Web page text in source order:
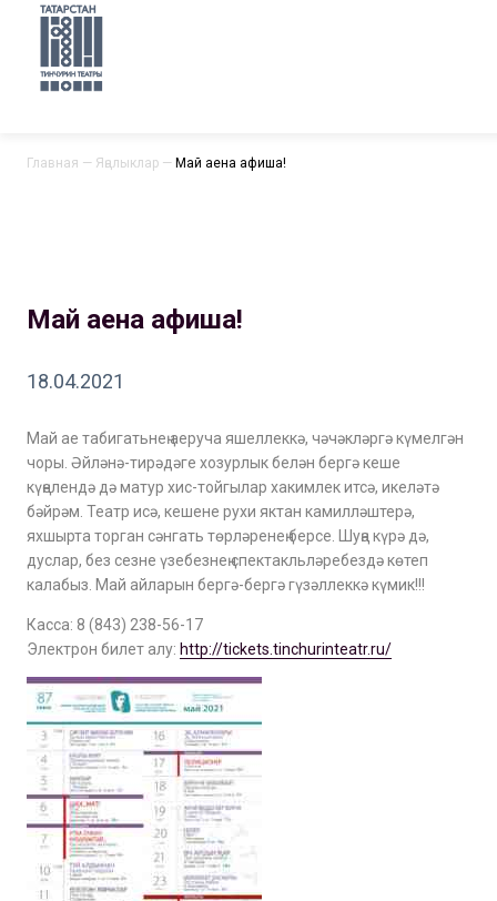
Главная — Яңалыклар — Май аена афиша!
Май аена афиша!
18.04.2021
Май ае табигатьнең аеруча яшеллеккә, чәчәкләргә күмелгән
чоры. Әйләнә-тирәдәге хозурлык белән бергә кеше
күңелендә дә матур хис-тойгылар хакимлек итсә, икеләтә
бәйрәм. Театр исә, кешене рухи яктан камилләштерә,
яхшырта торган сәнгать төрләренең берсе. Шуңа күрә дә,
дуслар, без сезне үзебезнең спектакльләребездә көтеп
калабыз. Май айларын бергә-бергә гүзәллеккә күмик!!!
Касса: 8 (843) 238-56-17
Электрон билет алу: http://tickets.tinchurinteatr.ru/